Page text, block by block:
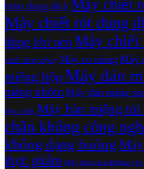
bơm dung dịch Máy chiết
Máy chiết rót dung
dùng khí nénMáy chiết
chiết rót tự động Máy co màng Máy
miệng hộpMáy dán
màng nhôm Máy dán màng
dậm chân Máy hàn miệng túi
chân không công
không dạng buồng
thực phẩm Máy hút chân không vòi